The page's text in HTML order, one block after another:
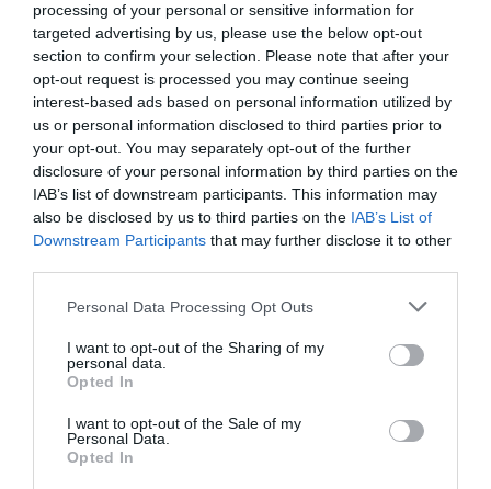
processing of your personal or sensitive information for
targeted advertising by us, please use the below opt-out
section to confirm your selection. Please note that after your
opt-out request is processed you may continue seeing
interest-based ads based on personal information utilized by
us or personal information disclosed to third parties prior to
your opt-out. You may separately opt-out of the further
disclosure of your personal information by third parties on the
IAB’s list of downstream participants. This information may
also be disclosed by us to third parties on the IAB’s List of
Downstream Participants that may further disclose it to other
Personal Data Processing Opt Outs
I want to opt-out of the Sharing of my
personal data.
Opted In
I want to opt-out of the Sale of my
Personal Data.
Opted In
Vara de Oro Zigzagueante-Solidago
Flexicaulis
13 enero, 2020 Marisol Huesca
0 comentarios
Dificultad baja
Planta rizomatosa vivaz, tallos delgados, erectos o
zigzagueantes, hojas ovaladas y alargadas de color verde
de bordes dentados y puntiagudas. Florece de mediados de
verano a principios de otoño, Flores pequeñas y
abundantes de color amarillo brillante. Situación soleada o
parcialmente soleada, suelo seco o ligeramente húmedo
bien drenado. Muy resistente a las bajas temperaturas.
Leer más